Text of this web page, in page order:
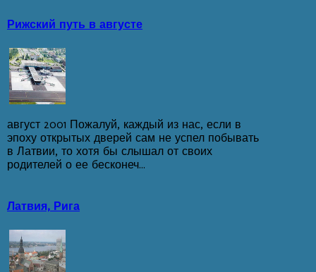
Рижский путь в августе
август 2001 Пожалуй, каждый из нас, если в
эпоху открытых дверей сам не успел побывать
в Латвии, то хотя бы слышал от своих
родителей о ее бесконеч...
Латвия, Рига